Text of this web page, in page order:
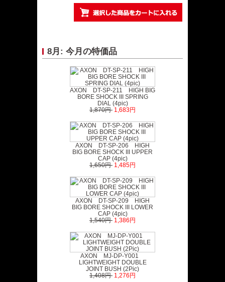
8月: 今月の特価品
AXON DT-SP-211 HIGH BIG
BORE SHOCK III SPRING
DIAL (4pic)
1,870円 1,683円
AXON DT-SP-206 HIGH
BIG BORE SHOCK III UPPER
CAP (4pic)
1,650円 1,485円
AXON DT-SP-209 HIGH
BIG BORE SHOCK III LOWER
CAP (4pic)
1,540円 1,386円
AXON MJ-DP-Y001
LIGHTWEIGHT DOUBLE
JOINT BUSH (2Pic)
1,408円 1,276円